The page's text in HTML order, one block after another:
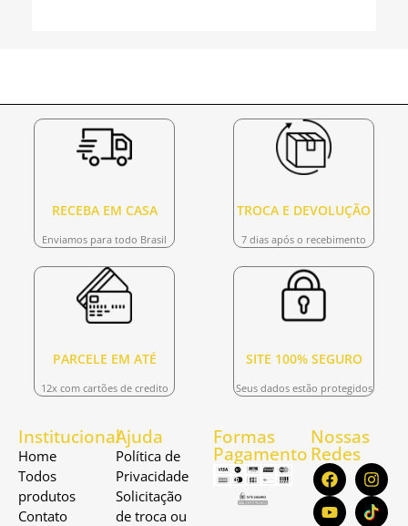
RECEBA EM CASA
Enviamos para todo Brasil
TROCA E DEVOLUÇÃO
7 dias após o recebimento
PARCELE EM ATÉ
12x com cartões de credito
SITE 100% SEGURO
Seus dados estão protegidos
Institucional
Home
Todos
produtos
Contato
Ajuda
Política de
Privacidade
Solicitação
de troca ou
Formas
Pagamento
Nossas
Redes